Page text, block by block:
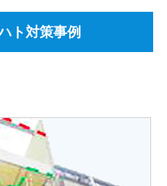
ト対策事例